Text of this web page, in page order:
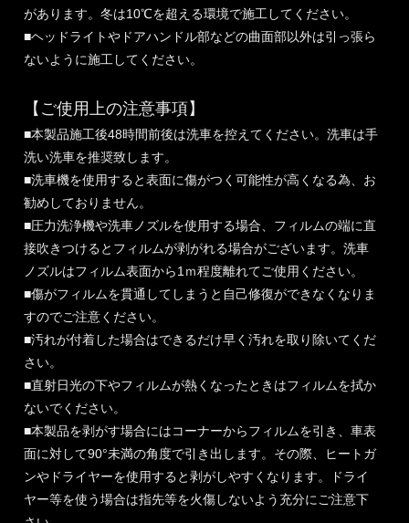
があります。冬は10℃を超える環境で施工してください。
■ヘッドライトやドアハンドル部などの曲面部以外は引っ張ら
ないように施工してください。
【ご使用上の注意事項】
■本製品施工後48時間前後は洗車を控えてください。洗車は手
洗い洗車を推奨致します。
■洗車機を使用すると表面に傷がつく可能性が高くなる為、お
勧めしておりません。
■圧力洗浄機や洗車ノズルを使用する場合、フィルムの端に直
接吹きつけるとフィルムが剥がれる場合がございます。洗車
ノズルはフィルム表面から1ｍ程度離れてご使用ください。
■傷がフィルムを貫通してしまうと自己修復ができなくなりま
すのでご注意ください。
■汚れが付着した場合はできるだけ早く汚れを取り除いてくだ
さい。
■直射日光の下やフィルムが熱くなったときはフィルムを拭か
ないでください。
■本製品を剥がす場合にはコーナーからフィルムを引き、車表
面に対して90°未満の角度で引き出します。その際、ヒートガ
ンやドライヤーを使用すると剥がしやすくなります。ドライ
ヤー等を使う場合は指先等を火傷しないよう充分にご注意下